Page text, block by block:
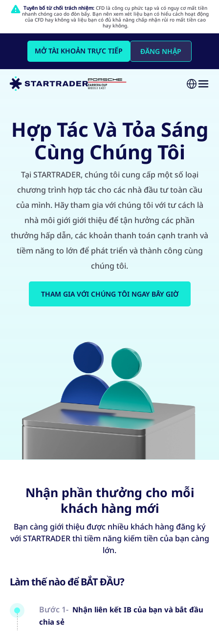
Tuyên bố từ chối trách nhiệm: CFD là công cụ phức tạp và có nguy cơ mất tiền
nhanh chóng cao do đòn bẩy. Bạn nên xem xét liệu bạn có hiểu cách hoạt động
của CFD hay không và liệu bạn có đủ khả năng chấp nhận rủi ro mất tiền cao
hay không.
MỞ TÀI KHOẢN TRỰC TIẾP ĐĂNG NHẬP
Hợp Tác Và Tỏa Sáng
Cùng Chúng Tôi
Tại STARTRADER, chúng tôi cung cấp một số loại
chương trình hợp tác cho các nhà đầu tư toàn cầu
của mình. Hãy tham gia với chúng tôi với tư cách là
nhà môi giới giới thiệu để tận hưởng các phần
thưởng hấp dẫn, các khoản thanh toán cạnh tranh và
tiềm năng to lớn để phát triển và thành công cùng
chúng tôi.
THAM GIA VỚI CHÚNG TÔI NGAY BÂY GIỜ
Nhận phần thưởng cho mỗi
khách hàng mới
Bạn càng giới thiệu được nhiều khách hàng đăng ký
với STARTRADER thì tiềm năng kiếm tiền của bạn càng
lớn.
Làm thế nào để BẮT ĐẦU?
Bước 1- Nhận liên kết IB của bạn và bắt đầu
chia sẻ